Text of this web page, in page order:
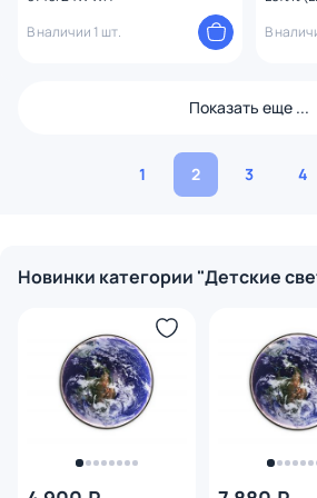
В наличии 1 шт.
В
Показать еще ...
1 2 3 4
Новинки категории "Детские